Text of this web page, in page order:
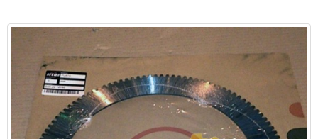
Добавить заявку
Допустимые форматы: .xls, .xlsx